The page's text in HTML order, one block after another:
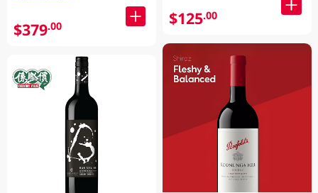
$379.00 $125.00